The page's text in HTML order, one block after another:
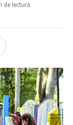
de lectura